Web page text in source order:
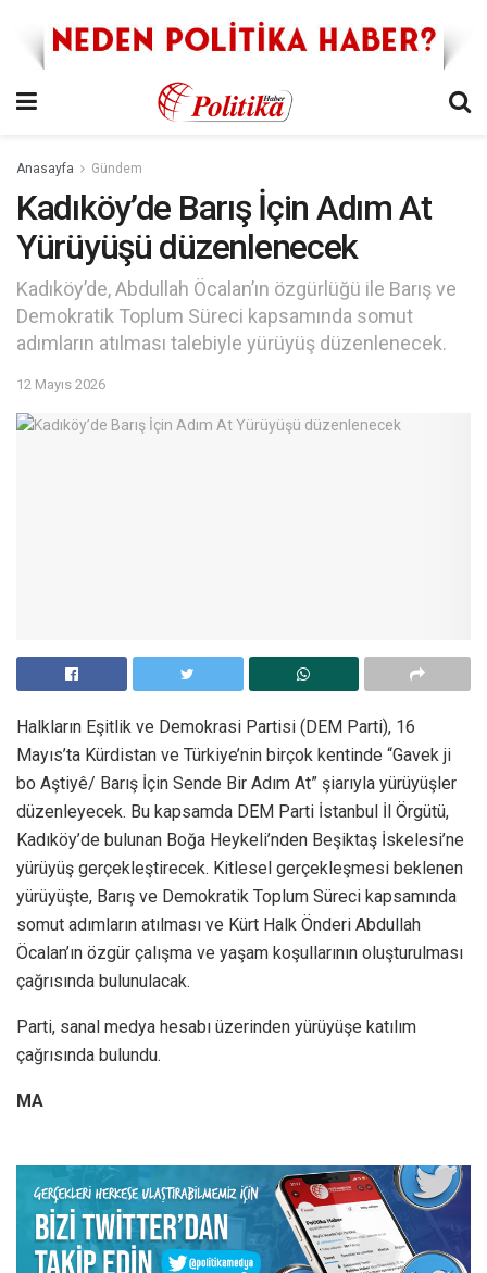
Anasayfa Gündem
Kadıköy’de Barış İçin Adım At
Yürüyüşü düzenlenecek
Kadıköy’de, Abdullah Öcalan’ın özgürlüğü ile Barış ve
Demokratik Toplum Süreci kapsamında somut
adımların atılması talebiyle yürüyüş düzenlenecek.
12 Mayıs 2026
Halkların Eşitlik ve Demokrasi Partisi (DEM Parti), 16
Mayıs’ta Kürdistan ve Türkiye’nin birçok kentinde “Gavek ji
bo Aştiyê/ Barış İçin Sende Bir Adım At” şiarıyla yürüyüşler
düzenleyecek. Bu kapsamda DEM Parti İstanbul İl Örgütü,
Kadıköy’de bulunan Boğa Heykeli’nden Beşiktaş İskelesi’ne
yürüyüş gerçekleştirecek. Kitlesel gerçekleşmesi beklenen
yürüyüşte, Barış ve Demokratik Toplum Süreci kapsamında
somut adımların atılması ve Kürt Halk Önderi Abdullah
Öcalan’ın özgür çalışma ve yaşam koşullarının oluşturulması
çağrısında bulunulacak.
Parti, sanal medya hesabı üzerinden yürüyüşe katılım
çağrısında bulundu.
MA